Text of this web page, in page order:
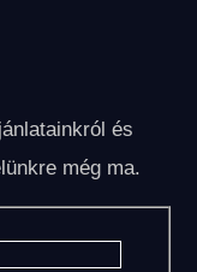
és
még ma.